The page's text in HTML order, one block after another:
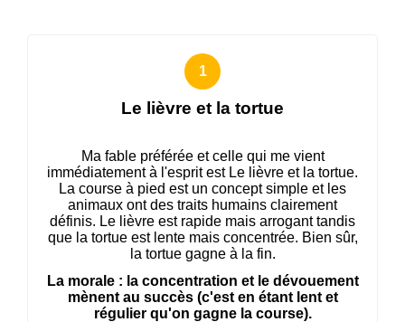
Le lièvre et la tortue
Ma fable préférée et celle qui me vient
immédiatement à l'esprit est Le lièvre et la tortue.
La course à pied est un concept simple et les
animaux ont des traits humains clairement
définis. Le lièvre est rapide mais arrogant tandis
que la tortue est lente mais concentrée. Bien sûr,
la tortue gagne à la fin.
La morale : la concentration et le dévouement
mènent au succès (c'est en étant lent et
régulier qu'on gagne la course).